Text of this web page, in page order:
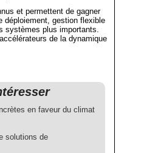
et permettent de gagner
déploiement, gestion flexible
systèmes plus importants.
de la dynamique
en faveur du climat
solutions de